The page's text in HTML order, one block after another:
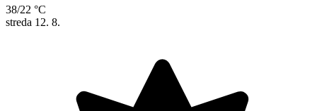
38/22 °C
streda 12. 8.